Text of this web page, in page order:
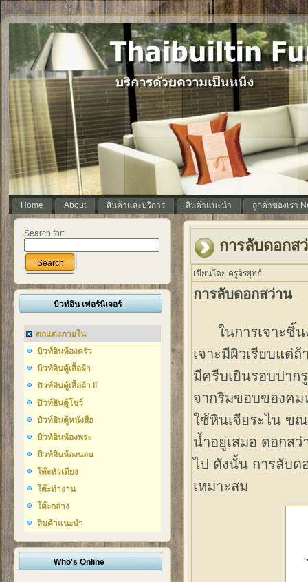
Home About สินค้าและบริการ สินค้าแนะนำ ลูกค้าของเรา
Search for:
Search
บิวท์อิน เฟอร์นิเจอร์
ตกแต่งภายใน
บิวท์อินห้องครัว
บิวท์อินตู้เสื้อผ้า
บิวท์อินตู้เสื้อผ้า II
บิวท์อินตู้โชว์
บิวท์อินตู้หนังสือ
บิวท์อินห้องพระ
บิวท์อินห้องนอน
โต๊ะหัวเตียง
โต๊ะทำงาน
โต๊ะกลาง
สินค้าแนะนำ
Who's Online
การลับดอกส
เขียนโดย ครูจิรยุทธ์
การลับดอกสว่าน
ในการเจาะชิ้น
เจาะมีผิวเรียบแต่
มีครีบเยินรอบปาก
จากริมขอบของคม
ใช้หินเจียระไน ข
น้ำอยู่เสมอ ดอกส
ไป ดังนั้น การลับด
เหมาะสม